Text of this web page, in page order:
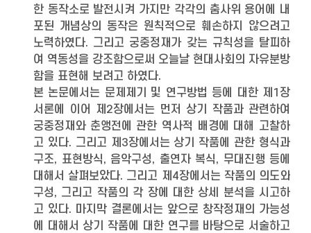
한 동작소로 발전시켜 가지만 각각의 춤사위 용어에 내
포된 개념상의 동작은 원칙적으로 훼손하지 않으려고
노력하였다. 그리고 궁중정재가 갖는 규칙성을 탈피하
여 역동성을 강조함으로써 오늘날 현대사회의 자유분방
함을 표현해 보려고 하였다.
본 논문에서는 문제제기 및 연구방법 등에 대한 제1장
서론에 이어 제2장에서는 먼저 상기 작품과 관련하여
궁중정재와 춘앵전에 관한 역사적 배경에 대해 고찰하
고 있다. 그리고 제3장에서는 상기 작품에 관한 형식과
구조, 표현방식, 음악구성, 출연자 복식, 무대진행 등에
대해서 살펴보았다. 그리고 제4장에서는 작품의 의도와
구성, 그리고 작품의 각 장에 대한 상세 분석을 시고하
고 있다. 마지막 결론에서는 앞으로 창작정재의 가능성
에 대해서 상기 작품에 대한 연구를 바탕으로 서술하고